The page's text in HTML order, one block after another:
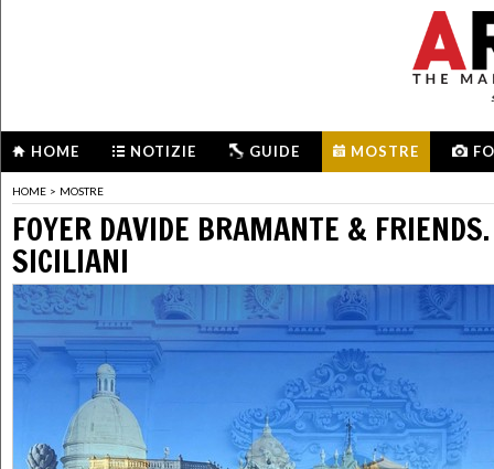
HOME NOTIZIE GUIDE MOSTRE
HOME > MOSTRE
FOYER DAVIDE BRAMANTE &
SICILIANI